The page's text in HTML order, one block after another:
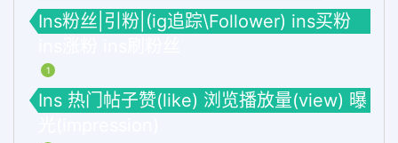
Ins粉丝|引粉|(ig追踪\Follower) ins买粉
1
Ins 热门帖子赞(like) 浏览播放量(view) 曝